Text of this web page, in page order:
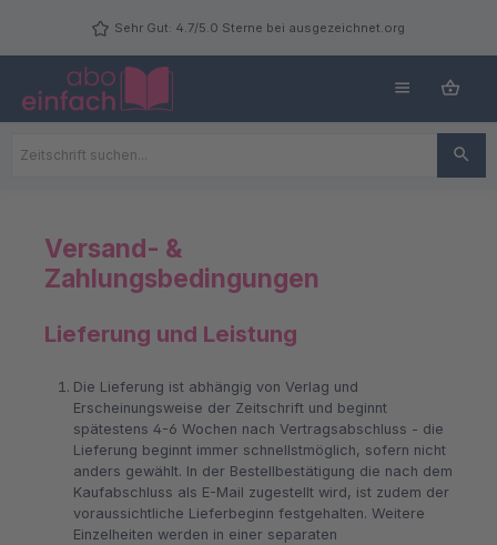
Zum Hauptinhalt springenSehr Gut: 4.7/5.0 Sterne bei ausgezeichnet.org
Versand- &
Zahlungsbedingungen
Lieferung und Leistung
Die Lieferung ist abhängig von Verlag und
Erscheinungsweise der Zeitschrift und beginnt
spätestens 4-6 Wochen nach Vertragsabschluss - die
Lieferung beginnt immer schnellstmöglich, sofern nicht
anders gewählt. In der Bestellbestätigung die nach dem
Kaufabschluss als E-Mail zugestellt wird, ist zudem der
voraussichtliche Lieferbeginn festgehalten. Weitere
Einzelheiten werden in einer separaten